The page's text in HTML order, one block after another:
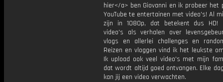
hier</a> ben Giovanni en ik probeer het
YouTube te entertainen met video's! Al
zijn in 1080p, dat betekent dus HD!
video's als verhalen over
vlogs en allerlei challenges en
Reizen en vloggen vind ik het leukste
Ik upload ook veel video's met mijn
dat wordt altijd goed ontvangen. Elke
kan jij een video verwachten.